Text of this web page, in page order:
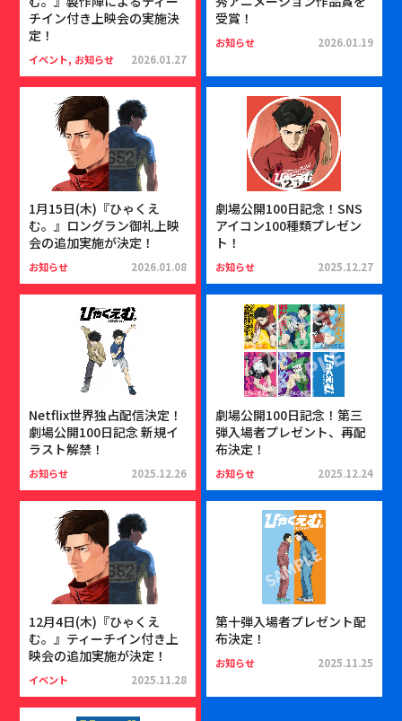
チイン付き上映会の実施決
定！
イベント, お知らせ 2026.01.27
受賞！
お知らせ 2026.01.19
1月15日(木)『ひゃくえ
む。』ロングラン御礼上映
会の追加実施が決定！
お知らせ 2026.01.08
劇場公開100日記念！SNS
アイコン100種類プレゼン
ト！
お知らせ 2025.12.27
Netflix世界独占配信決定！
劇場公開100日記念 新規イ
ラスト解禁！
お知らせ 2025.12.26
劇場公開100日記念！第三
弾入場者プレゼント、再配
布決定！
お知らせ 2025.12.24
12月4日(木)『ひゃくえ
む。』ティーチイン付き上
映会の追加実施が決定！
イベント 2025.11.28
第十弾入場者プレゼント配
布決定！
お知らせ 2025.11.25